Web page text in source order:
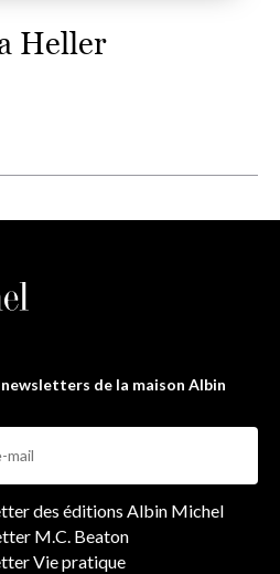
Heller
de la maison Albin
des éditions Albin Michel
M.C. Beaton
Vie pratique